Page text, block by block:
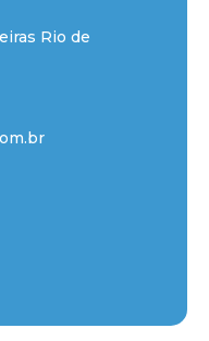
Rio de